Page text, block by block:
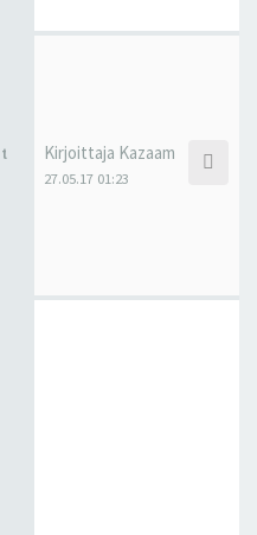
Kirjoittaja Kazaam
27.05.17 01:23